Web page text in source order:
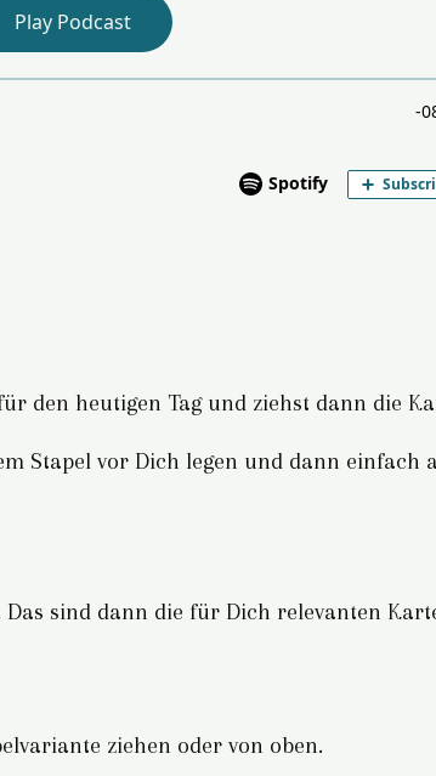
den heutigen Tag und ziehst dann die
Stapel vor Dich legen und dann einfach
sind dann die für Dich relevanten
ziehen oder von oben.